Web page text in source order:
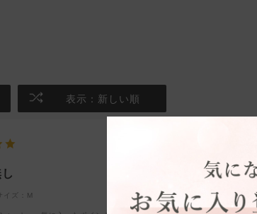
表示：新しい順
サイズ：M